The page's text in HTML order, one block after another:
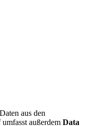
aus den
außerdem Data